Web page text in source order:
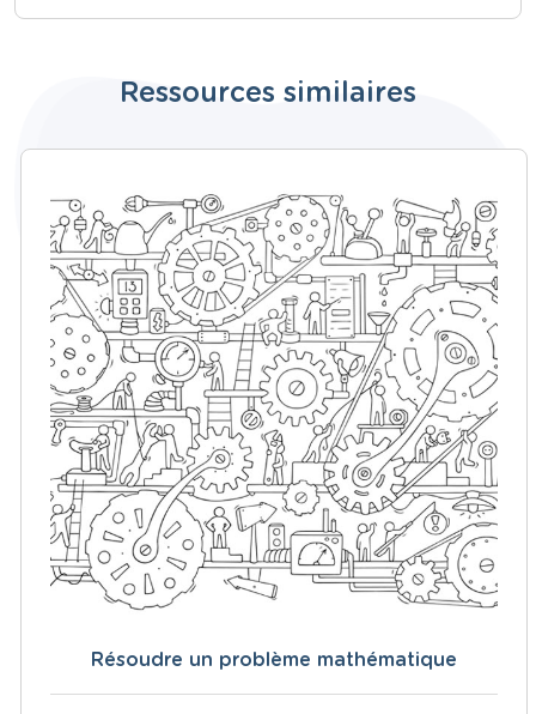
Ressources similaires
Résoudre un problème mathématique